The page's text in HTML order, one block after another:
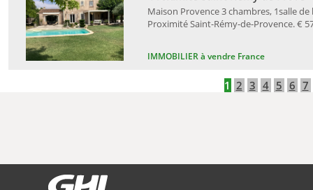
IMMOBILIER à vendre France
Maison Provence 3 chambres, 1salle
Proximité Saint-Rémy-de-Provence. €
1 2 3 4 5 6 7